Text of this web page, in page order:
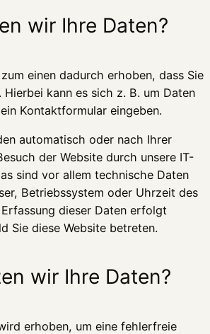
wir Ihre Daten?
einen dadurch erhoben, dass Sie
Hierbei kann es sich z. B. um Daten
Kontaktformular eingeben.
automatisch oder nach Ihrer
der Website durch unsere IT-
sind vor allem technische Daten
Betriebssystem oder Uhrzeit des
dieser Daten erfolgt
Sie diese Website betreten.
wir Ihre Daten?
erhoben, um eine fehlerfreie